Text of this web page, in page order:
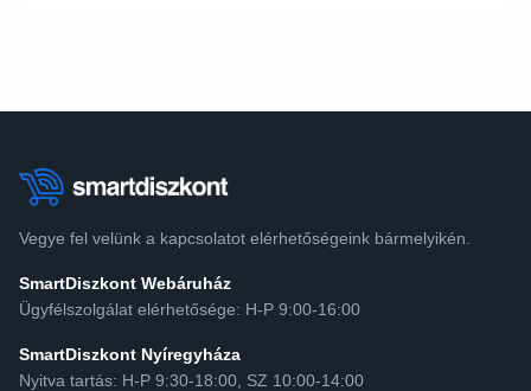
Vegye fel velünk a kapcsolatot elérhetőségeink bármelyikén.
SmartDiszkont Webáruház
Ügyfélszolgálat elérhetősége: H-P 9:00-16:00
SmartDiszkont Nyíregyháza
Nyitva tartás: H-P 9:30-18:00, SZ 10:00-14:00